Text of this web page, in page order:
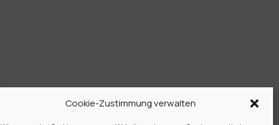
Cookie-Zustimmung verwalten